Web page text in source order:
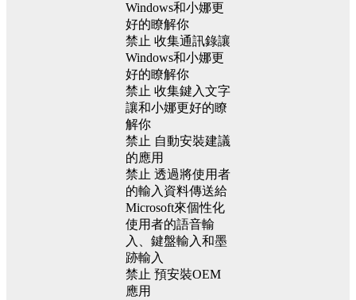
Windows和小娜更
好的瞭解你
禁止 收集通訊錄讓
Windows和小娜更
好的瞭解你
禁止 收集鍵入文字
讓和小娜更好的瞭
解你
禁止 自動安裝建議
的應用
禁止 透過將使用者
的輸入資料傳送給
Microsoft來個性化
使用者的語音輸
入、鍵盤輸入和墨
跡輸入
禁止 預安裝OEM
應用